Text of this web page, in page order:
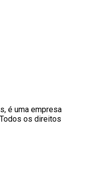
é uma empresa
os direitos